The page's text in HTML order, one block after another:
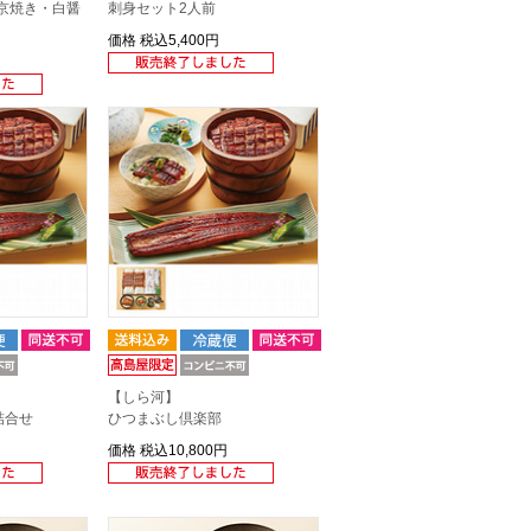
焼き・白醤
刺身セット2人前
価格 税込5,400円
合せ
【しら河】
ひつまぶし倶楽部
価格 税込10,800円